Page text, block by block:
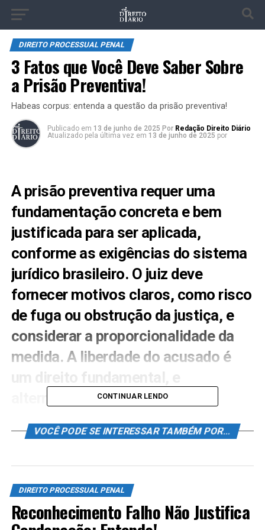
DIREITO PROCESSUAL PENAL
3 Fatos que Você Deve Saber Sobre
a Prisão Preventiva!
Habeas corpus: entenda a questão da prisão preventiva!
Publicado em 13 de junho de 2025 Por Redação Direito Diário
Atualizado pela última vez em 13 de junho de 2025 por
A prisão preventiva requer uma
fundamentação concreta e bem
justificada para ser aplicada,
conforme as exigências do sistema
jurídico brasileiro. O juiz deve
fornecer motivos claros, como risco
de fuga ou obstrução da justiça, e
considerar a proporcionalidade da
medida. A liberdade do acusado é
alternativas à prisão devem ser
exploradas. A falta de
fundamentação adequada pode
possibilitando o recurso e a
libertação do réu, destacando a
importância da justiça e do devido
CONTINUAR LENDO
VOCÊ PODE SE INTERESSAR TAMBÉM POR...
DIREITO PROCESSUAL PENAL
Reconhecimento Falho Não Justifica